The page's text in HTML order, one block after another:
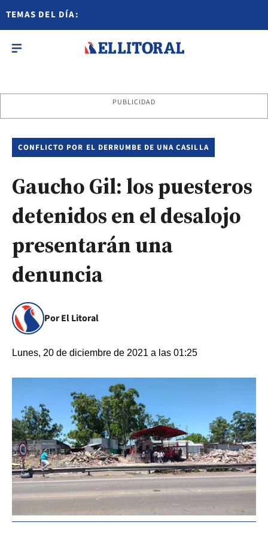
TEMAS DEL DÍA:
PUBLICIDAD
CONFLICTO POR EL DERRUMBE DE UNA CASILLA
Gaucho Gil: los puesteros
detenidos en el desalojo
presentarán una
denuncia
Por El Litoral
Lunes, 20 de diciembre de 2021 a las 01:25